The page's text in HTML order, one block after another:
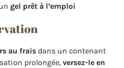
gel prêt à l’emploi
au frais dans un contenant
prolongée, versez-le en